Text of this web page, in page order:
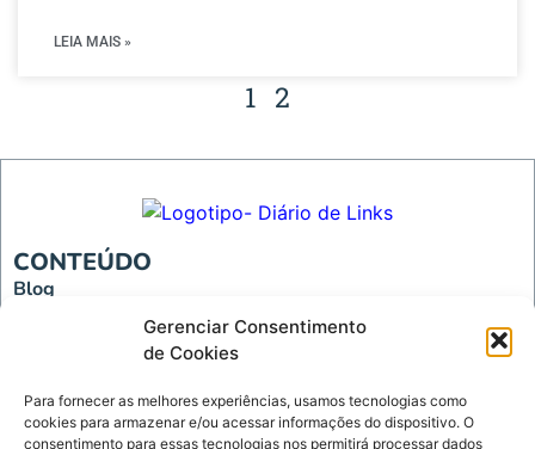
Gerenciar Consentimento
de Cookies
Para fornecer as melhores experiências, usamos tecnologias como
cookies para armazenar e/ou acessar informações do dispositivo. O
consentimento para essas tecnologias nos permitirá processar dados
LEIA MAIS »
1 2
CONTEÚDO
Blog
Página Inicial
Política de Privacidade